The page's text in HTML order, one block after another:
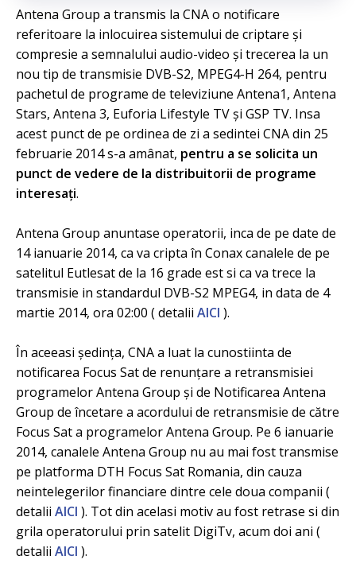
Antena Group a transmis la CNA o notificare
referitoare la inlocuirea sistemului de criptare și
compresie a semnalului audio-video și trecerea la un
nou tip de transmisie DVB-S2, MPEG4-H 264, pentru
pachetul de programe de televiziune Antena1, Antena
Stars, Antena 3, Euforia Lifestyle TV și GSP TV. Insa
acest punct de pe ordinea de zi a sedintei CNA din 25
februarie 2014 s-a amânat, pentru a se solicita un
punct de vedere de la distribuitorii de programe
interesați.
Antena Group anuntase operatorii, inca de pe date de
14 ianuarie 2014, ca va cripta în Conax canalele de pe
satelitul Eutlesat de la 16 grade est si ca va trece la
transmisie in standardul DVB-S2 MPEG4, in data de 4
martie 2014, ora 02:00 ( detalii AICI ).
În aceeasi ședința, CNA a luat la cunostiinta de
notificarea Focus Sat de renunțare a retransmisiei
programelor Antena Group și de Notificarea Antena
Group de încetare a acordului de retransmisie de către
Focus Sat a programelor Antena Group. Pe 6 ianuarie
2014, canalele Antena Group nu au mai fost transmise
pe platforma DTH Focus Sat Romania, din cauza
neintelegerilor financiare dintre cele doua companii (
detalii AICI ). Tot din acelasi motiv au fost retrase si din
grila operatorului prin satelit DigiTv, acum doi ani (
detalii AICI ).